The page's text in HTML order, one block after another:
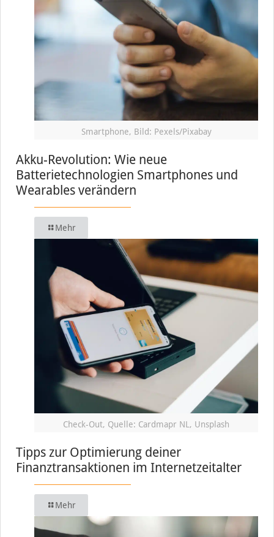
Smartphone, Bild: Pexels/Pixabay
Akku-Revolution: Wie neue
Batterietechnologien Smartphones und
Wearables verändern
Mehr
Check-Out, Quelle: Cardmapr NL, Unsplash
Tipps zur Optimierung deiner
Finanztransaktionen im Internetzeitalter
Mehr